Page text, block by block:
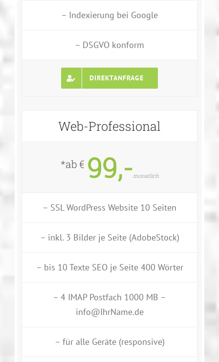
– Indexierung bei Google
– DSGVO konform
DIREKTANFRAGE
Web-Professional
*ab € 99,-monatlich
– SSL WordPress Website 10 Seiten
– inkl. 3 Bilder je Seite (AdobeStock)
– bis 10 Texte SEO je Seite 400 Wörter
– 4 IMAP Postfach 1000 MB –
info@IhrName.de
– für alle Geräte (responsive)